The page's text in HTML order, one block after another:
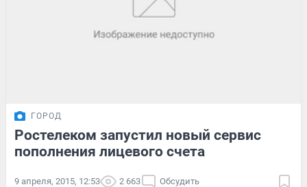
ГОРОД
Ростелеком запустил новый сервис
пополнения лицевого счета
9 апреля, 2015, 12:53 2 663 Обсудить